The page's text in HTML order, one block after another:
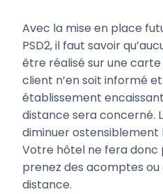
Avec la mise en place
PSD2, il faut savoir
être réalisé sur une
client n’en soit informé
établissement
distance sera concerné.
diminuer ostensiblement
Votre hôtel ne fera donc
prenez des acomptes
distance.